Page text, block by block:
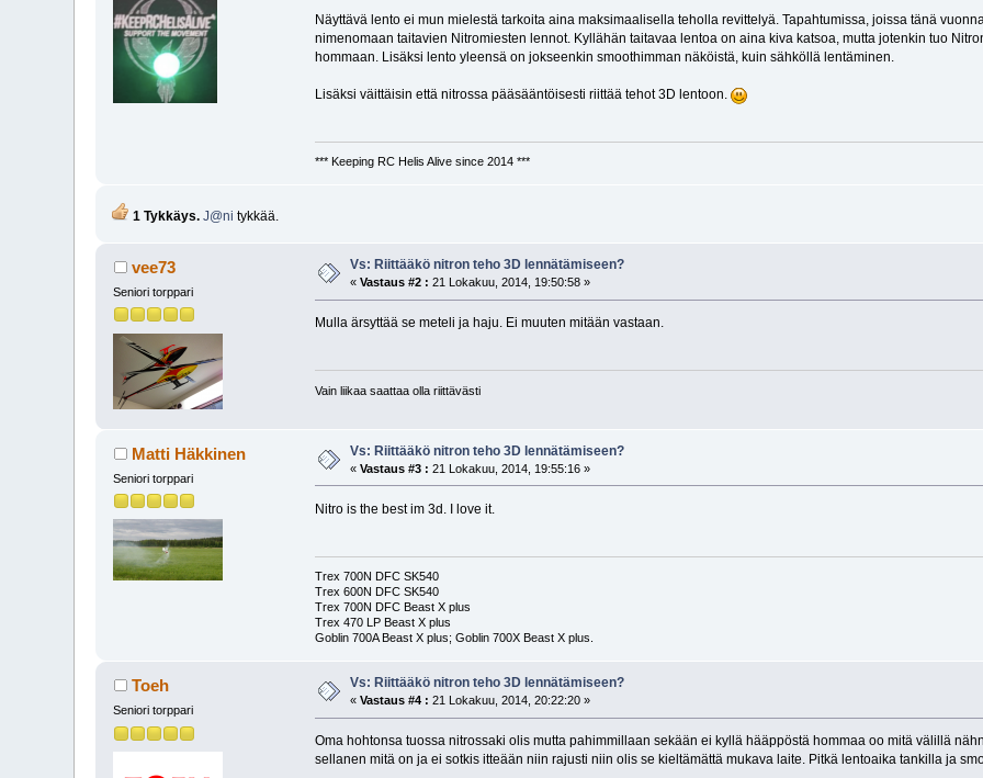
Näyttävä lento ei mun mielestä tarkoita aina maksimaalisella teholla revittelyä. Tapahtumissa, joissa tänä
nimenomaan taitavien Nitromiesten lennot. Kyllähän taitavaa lentoa on aina kiva katsoa, mutta jotenkin tuo
hommaan. Lisäksi lento yleensä on jokseenkin smoothimman näköistä, kuin sähköllä lentäminen.
Lisäksi väittäisin että nitrossa pääsääntöisesti riittää tehot 3D lentoon.
*** Keeping RC Helis Alive since 2014 ***
1 Tykkäys. J@ni tykkää.
vee73
Seniori torppari
Vs: Riittääkö nitron teho 3D lennätämiseen?
«Vastaus #2 : 21 Lokakuu, 2014, 19:50:58 »
Mulla ärsyttää se meteli ja haju. Ei muuten mitään vastaan.
Vain liikaa saattaa olla riittävästi
Matti Häkkinen
Seniori torppari
Vs: Riittääkö nitron teho 3D lennätämiseen?
«Vastaus #3 : 21 Lokakuu, 2014, 19:55:16 »
Nitro is the best im 3d. I love it.
Trex 700N DFC SK540
Trex 600N DFC SK540
Trex 700N DFC Beast X plus
Trex 470 LP Beast X plus
Goblin 700A Beast X plus; Goblin 700X Beast X plus.
Toeh
Seniori torppari
Vs: Riittääkö nitron teho 3D lennätämiseen?
«Vastaus #4 : 21 Lokakuu, 2014, 20:22:20 »
Oma hohtonsa tuossa nitrossaki olis mutta pahimmillaan sekään ei kyllä hääppöstä hommaa oo mitä välillä
sellanen mitä on ja ei sotkis itteään niin rajusti niin olis se kieltämättä mukava laite. Pitkä lentoaika tankilla ja